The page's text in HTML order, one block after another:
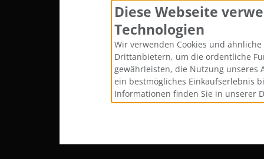
Alle Preise inkl. gesetzl. MwSt. zzgl.
Diese Webseite
Technologien
Wir verwenden Cookies und
Drittanbietern, um die ordentliche
gewährleisten, die Nutzung unseres
ein bestmögliches Einkaufserlebnis
Informationen finden Sie in unserer